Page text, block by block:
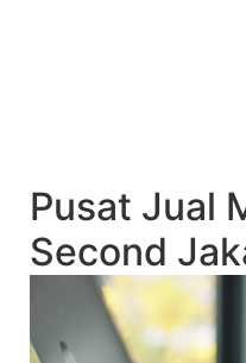
Pusat Jual
Second